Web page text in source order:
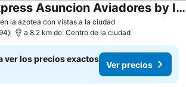
la azotea con vistas a la ciudad
Holiday Inn Express Asuncion Aviadores by IHG
a 8.2 km de: Centro de la ciudad
ver los precios exactos
Ver precios